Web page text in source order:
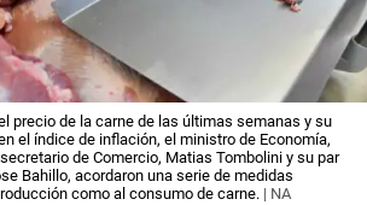
precio de la carne de las últimas semanas y su
el índice de inflación, el ministro de Economía,
de Comercio, Matias Tombolini y su par
Bahillo, acordaron una serie de medidas
como al consumo de carne. | NA